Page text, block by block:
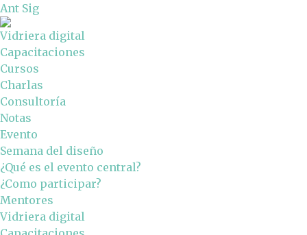
Ant Sig
Vidriera digital
Capacitaciones
Cursos
Charlas
Consultoría
Notas
Evento
Semana del diseño
¿Qué es el evento central?
¿Como participar?
Mentores
Vidriera digital